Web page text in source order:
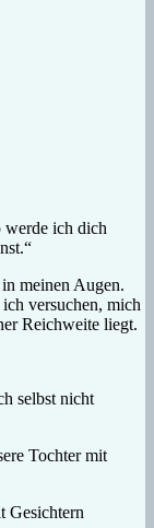
werde ich dich
meinen Augen.
versuchen, mich
Reichweite liegt.
selbst nicht
Tochter mit
Gesichtern